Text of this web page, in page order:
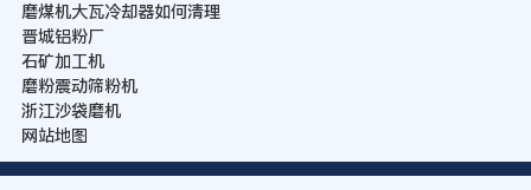
磨煤机大瓦冷却器如何清理
晋城铝粉厂
石矿加工机
磨粉震动筛粉机
浙江沙袋磨机
网站地图